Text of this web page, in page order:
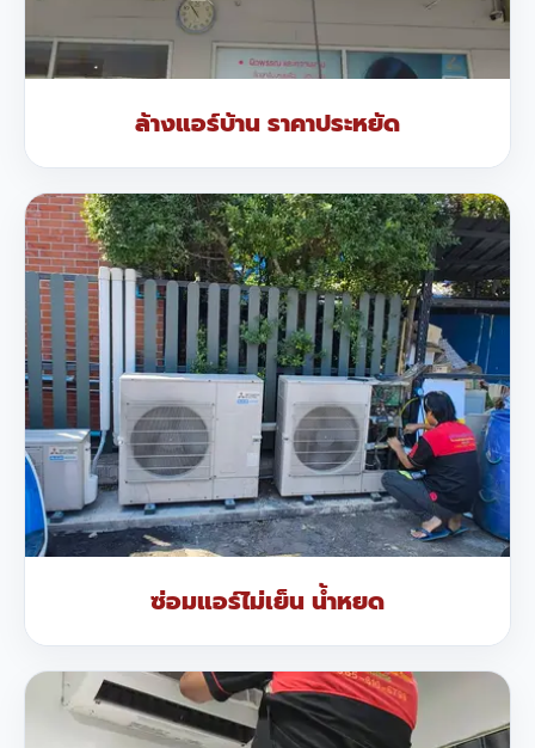
ล้างแอร์บ้าน ราคาประหยัด
ซ่อมแอร์ไม่เย็น น้ำหยด